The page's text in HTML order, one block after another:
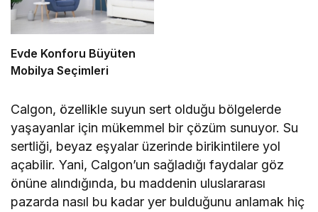
Evde Konforu Büyüten
Mobilya Seçimleri
Calgon, özellikle suyun sert olduğu bölgelerde
yaşayanlar için mükemmel bir çözüm sunuyor. Su
sertliği, beyaz eşyalar üzerinde birikintilere yol
açabilir. Yani, Calgon’un sağladığı faydalar göz
önüne alındığında, bu maddenin uluslararası
pazarda nasıl bu kadar yer bulduğunu anlamak hiç